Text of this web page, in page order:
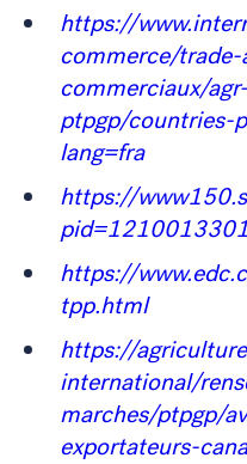
https://
commerce/
commerciaux/
ptpgp/countries-
lang=fra
https://
https://
tpp.html
https://
international/
marches/ptpgp/
exportateurs-